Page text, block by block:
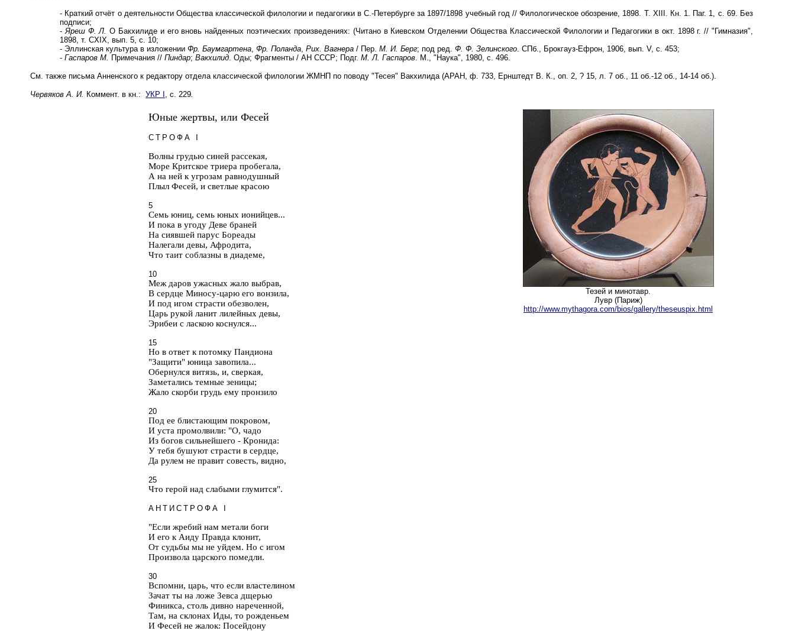
- Краткий отчёт о деятельности Общества классической филологии и педагогики в С.-Петербурге за 1897/1898 учебный год // Филологическое обозрение, 1898. Т. XIII. Кн. 1. Паг. 1, с. 69. Без
подписи;
- Яреш Ф. Л. О Бакхилиде и его вновь найденных поэтических произведениях: (Читано в Киевском Отделении Общества Классической Филологии и Педагогики в окт. 1898 г. // "Гимназия",
1898, т. CXIX, вып. 5, с. 10;
- Эллинская культура в изложении Фр. Баумгартена, Фр. Поланда, Рих. Вагнера / Пер. М. И. Берг; под ред. Ф. Ф. Зелинского. СПб., Брокгауз-Ефрон, 1906, вып. V, с. 453;
- Гаспаров М. Примечания // Пиндар; Вакхилид. Оды; Фрагменты / АН СССР; Подг. М. Л. Гаспаров. М., "Наука", 1980, с. 496.
См. также письма Анненского к редактору отдела классической филологии ЖМНП по поводу "Тесея" Вакхилида (АРАН, ф. 733, Ернштедт В. К., оп. 2, ? 15, л. 7 об., 11 об.-12 об., 14-14 об.).
Червяков А. И. Коммент. в кн.: УКР I , с. 229.
Юные жертвы, или Фесей
СТРОФА I
Волны грудью синей рассекая,
Море Критское триера пробегала,
А на ней к угрозам равнодушный
Плыл Фесей, и светлые красою
5
Семь юниц, семь юных ионийцев...
И пока в угоду Деве браней
На сиявшей парус Бореады
Налегали девы, Афродита,
Что таит соблазны в диадеме,
10
Меж даров ужасных жало выбрав,
В сердце Миносу-царю его вонзила,
И под игом страсти обезволен,
Царь рукой ланит лилейных девы,
Эрибеи с ласкою коснулся...
15
Но в ответ к потомку Пандиона
"Защити" юница завопила...
Обернулся витязь, и, сверкая,
Заметались темные зеницы;
Жало скорби грудь ему пронзило
20
Под ее блистающим покровом,
И уста промолвили: "О, чадо
Из богов сильнейшего - Кронида:
У тебя бушуют страсти в сердце,
Да рулем не правит совесть, видно,
25
Что герой над слабыми глумится".
АНТИСТРОФА I
"Если жребий нам метали боги
И его к Аиду Правда клонит,
От судьбы мы не уйдем. Но с игом
Произвола царского помедли.
30
Вспомни, царь, что если властелином
Зачат ты на ложе Зевса дщерью
Финикса, столь дивно нареченной,
Там, на склонах Иды, то рожденьем
И Фесей не жалок: Посейдону
Тезей и минотавр.
Лувр (Париж)
http://www.mythagora.com/bios/gallery/theseuspix.html